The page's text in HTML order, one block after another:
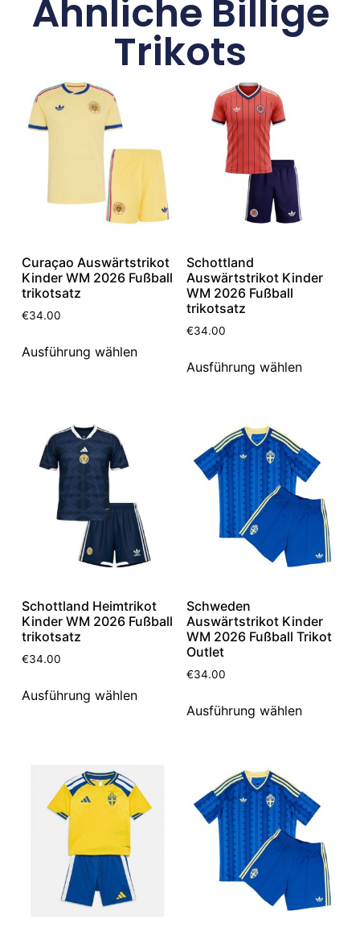
Ähnliche Billige
Trikots
Curaçao Auswärtstrikot
Kinder WM 2026 Fußball
trikotsatz
€34.00
Ausführung wählen
Schottland
Auswärtstrikot Kinder
WM 2026 Fußball
trikotsatz
€34.00
Ausführung wählen
Schottland Heimtrikot
Kinder WM 2026 Fußball
trikotsatz
€34.00
Ausführung wählen
Schweden
Auswärtstrikot Kinder
WM 2026 Fußball Trikot
Outlet
€34.00
Ausführung wählen